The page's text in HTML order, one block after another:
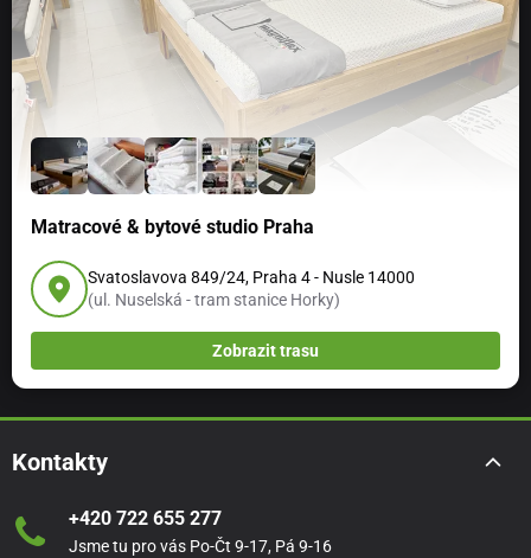
Matracové & bytové studio Praha
Svatoslavova 849/24, Praha 4 - Nusle 14000
(ul. Nuselská - tram stanice Horky)
Zobrazit trasu
Kontakty
+420 722 655 277
Jsme tu pro vás Po-Čt 9-17, Pá 9-16